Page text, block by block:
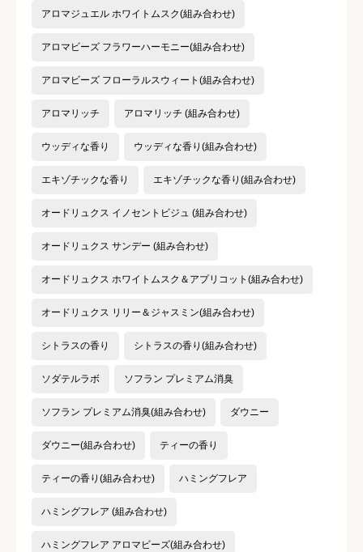
アロマジュエル ホワイトムスク(組み合わせ)
アロマビーズ フラワーハーモニー(組み合わせ)
アロマビーズ フローラルスウィート(組み合わせ)
アロマリッチ アロマリッチ (組み合わせ)
ウッディな香り ウッディな香り(組み合わせ)
エキゾチックな香り エキゾチックな香り(組み合わせ)
オードリュクス イノセントビジュ (組み合わせ)
オードリュクス サンデー (組み合わせ)
オードリュクス ホワイトムスク＆アプリコット(組み合わせ)
オードリュクス リリー＆ジャスミン(組み合わせ)
シトラスの香り シトラスの香り(組み合わせ)
ソダテルラボ ソフラン プレミアム消臭
ソフラン プレミアム消臭(組み合わせ) ダウニー
ダウニー(組み合わせ) ティーの香り
ティーの香り(組み合わせ) ハミングフレア
ハミングフレア (組み合わせ)
ハミングフレア アロマビーズ(組み合わせ)